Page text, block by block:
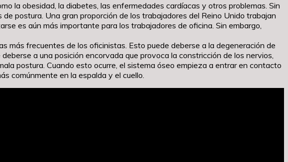
la obesidad, la diabetes, las enfermedades cardíacas y otros problemas. Sin
postura. Una gran proporción de los trabajadores del Reino Unido trabajan
es aún más importante para los trabajadores de oficina. Sin embargo,
más frecuentes de los oficinistas. Esto puede deberse a la degeneración de
a una posición encorvada que provoca la constricción de los nervios,
postura. Cuando esto ocurre, el sistema óseo empieza a entrar en contacto
comúnmente en la espalda y el cuello.